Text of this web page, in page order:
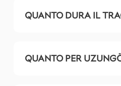
QUANTO DURA IL
QUANTO PER